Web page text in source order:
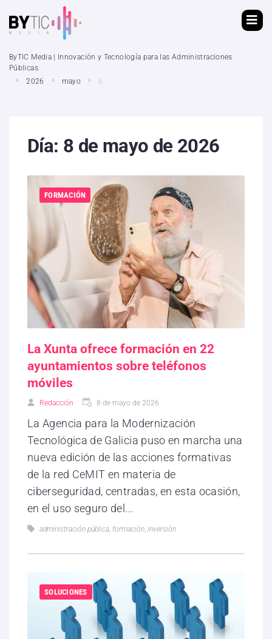
ByTIC Media | Innovación y Tecnología para las Administraciones
Públicas
2026
mayo 8
Día: 8 de mayo de 2026
FORMACIÓN
La Xunta ofrece formación en 22
ayuntamientos sobre teléfonos
móviles
Redacción 8 de mayo de 2026
La Agencia para la Modernización
Tecnológica de Galicia puso en marcha una
nueva edición de las acciones formativas
de la red CeMIT en materia de
ciberseguridad, centradas, en esta ocasión,
en el uso seguro del...
administración pública formación inversión
SOLUCIONES